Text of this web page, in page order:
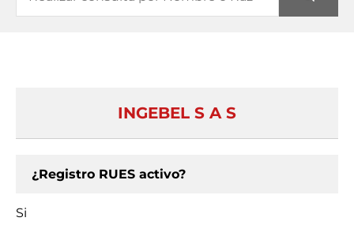
INGEBEL S A S
¿Registro RUES activo?
Si